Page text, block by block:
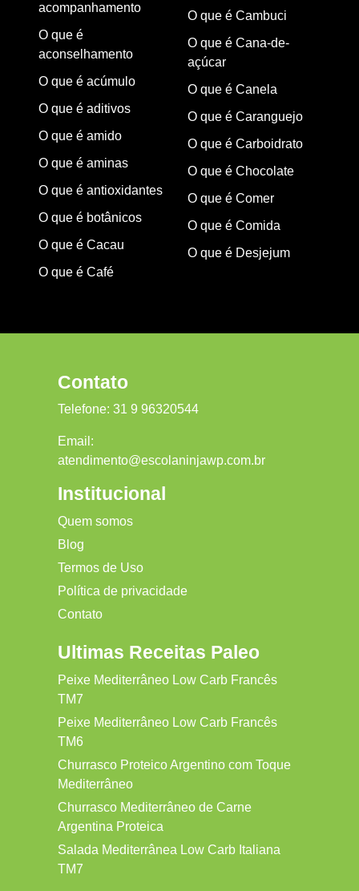
acompanhamento
O que é
aconselhamento
O que é acúmulo
O que é aditivos
O que é amido
O que é aminas
O que é antioxidantes
O que é botânicos
O que é Cacau
O que é Café
O que é Cambuci
O que é Cana-de-
açúcar
O que é Canela
O que é Caranguejo
O que é Carboidrato
O que é Chocolate
O que é Comer
O que é Comida
O que é Desjejum
Contato
Telefone: 31 9 96320544
Email:
atendimento@escolaninjawp.com.br
Institucional
Quem somos
Blog
Termos de Uso
Política de privacidade
Contato
Ultimas Receitas Paleo
Peixe Mediterrâneo Low Carb Francês
TM7
Peixe Mediterrâneo Low Carb Francês
TM6
Churrasco Proteico Argentino com Toque
Mediterrâneo
Churrasco Mediterrâneo de Carne
Argentina Proteica
Salada Mediterrânea Low Carb Italiana
TM7